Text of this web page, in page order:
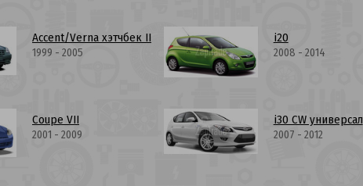
Accent/Verna хэтчбек II
1999 - 2005
Coupe VII
2001 - 2009
i20
2008 - 2014
i30 CW универсал
2007 - 2012